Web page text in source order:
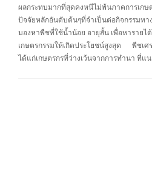
ผลกระทบมากที่สุดคงหนีไม่พ้นภาคการเกษ
ปัจจัยหลักอันดับต้นๆที่จำเป็นต่อกิจกรรมทา
มองหาพืชที่ใช้น้ำน้อย อายุสั้น เพื่อหารายไ
เกษตรกรรมให้เกิดประโยชน์สูงสุด พืชเศ
ได้แก่เกษตรกรที่ว่างเว้นจากการทำนา